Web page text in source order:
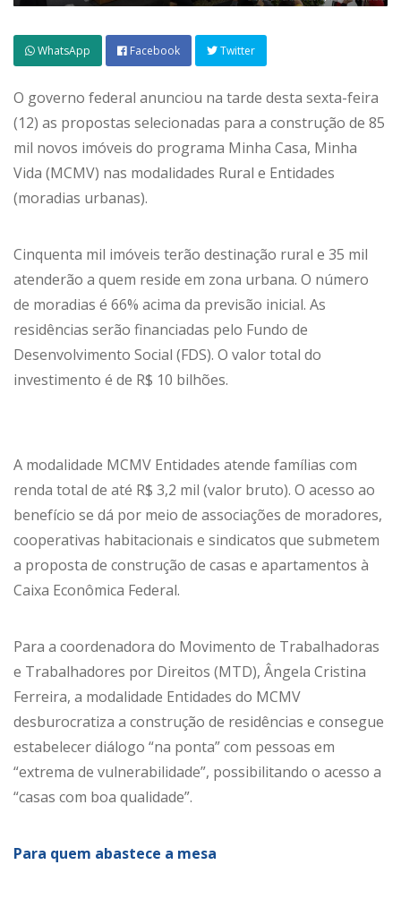
WhatsApp Facebook Twitter
O governo federal anunciou na tarde desta sexta-feira
(12) as propostas selecionadas para a construção de 85
mil novos imóveis do programa Minha Casa, Minha
Vida (MCMV) nas modalidades Rural e Entidades
(moradias urbanas).
Cinquenta mil imóveis terão destinação rural e 35 mil
atenderão a quem reside em zona urbana. O número
de moradias é 66% acima da previsão inicial. As
residências serão financiadas pelo Fundo de
Desenvolvimento Social (FDS). O valor total do
investimento é de R$ 10 bilhões.
A modalidade MCMV Entidades atende famílias com
renda total de até R$ 3,2 mil (valor bruto). O acesso ao
benefício se dá por meio de associações de moradores,
cooperativas habitacionais e sindicatos que submetem
a proposta de construção de casas e apartamentos à
Caixa Econômica Federal.
Para a coordenadora do Movimento de Trabalhadoras
e Trabalhadores por Direitos (MTD), Ângela Cristina
Ferreira, a modalidade Entidades do MCMV
desburocratiza a construção de residências e consegue
estabelecer diálogo “na ponta” com pessoas em
“extrema de vulnerabilidade”, possibilitando o acesso a
“casas com boa qualidade”.
Para quem abastece a mesa